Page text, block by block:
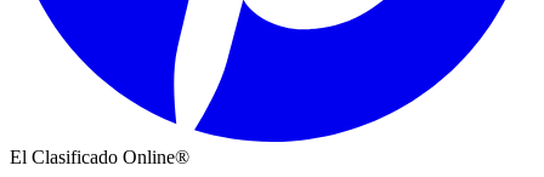
El Clasificado Online®